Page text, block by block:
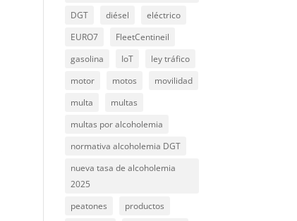
DGT
diésel
eléctrico
EURO7
FleetCentineil
gasolina
IoT
ley tráfico
motor
motos
movilidad
multa
multas
multas por alcoholemia
normativa alcoholemia DGT
nueva tasa de alcoholemia
2025
peatones
productos